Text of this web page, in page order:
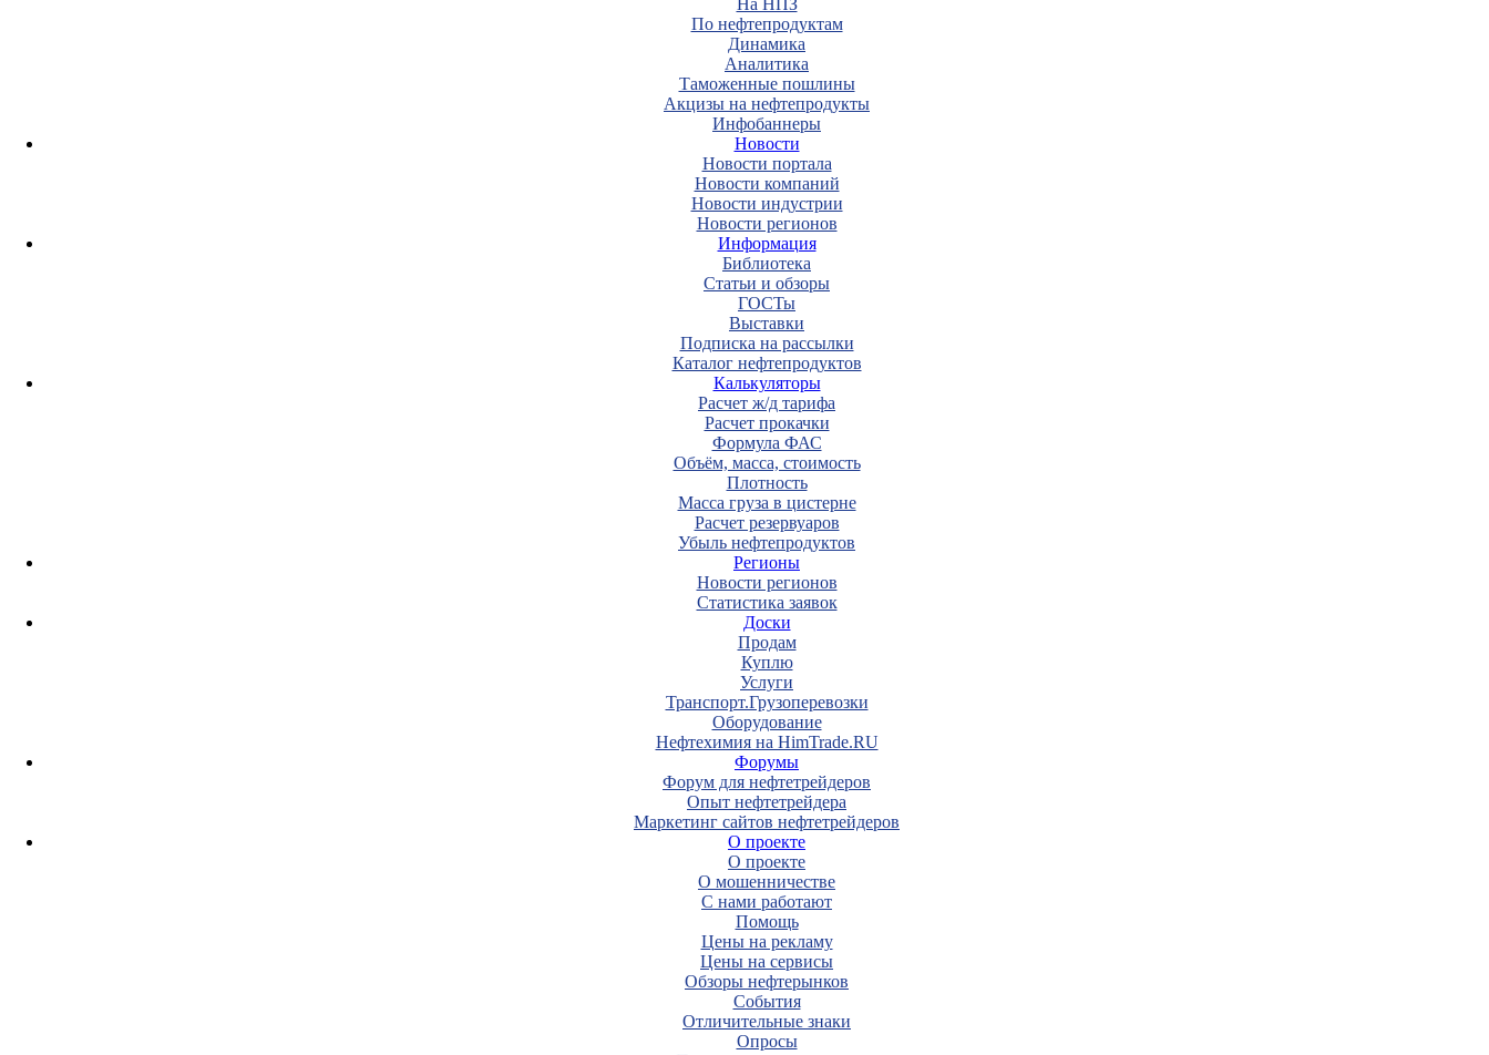
На НПЗ
По нефтепродуктам
Динамика
Аналитика
Таможенные пошлины
Акцизы на нефтепродукты
Инфобаннеры
Новости
Новости портала
Новости компаний
Новости индустрии
Новости регионов
Информация
Библиотека
Статьи и обзоры
ГОСТы
Выставки
Подписка на рассылки
Каталог нефтепродуктов
Калькуляторы
Расчет ж/д тарифа
Расчет прокачки
Формула ФАС
Объём, масса, стоимость
Плотность
Масса груза в цистерне
Расчет резервуаров
Убыль нефтепродуктов
Регионы
Новости регионов
Статистика заявок
Доски
Продам
Куплю
Услуги
Транспорт.Грузоперевозки
Оборудование
Нефтехимия на HimTrade.RU
Форумы
Форум для нефтетрейдеров
Опыт нефтетрейдера
Маркетинг сайтов нефтетрейдеров
О проекте
О проекте
О мошенничестве
С нами работают
Помощь
Цены на рекламу
Цены на сервисы
Обзоры нефтерынков
События
Отличительные знаки
Опросы